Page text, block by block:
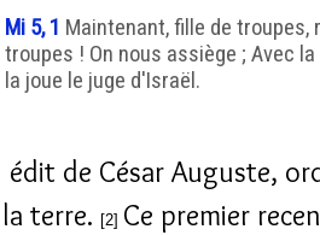
Mi 5, 1 Maintenant, fille de troupes,
troupes ! On nous assiège ; Avec
la joue le juge d'Israël.
de César Auguste,
terre. [2] Ce premier